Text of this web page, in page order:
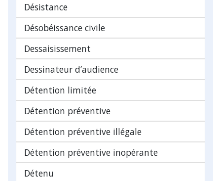
Désistance
Désobéissance civile
Dessaisissement
Dessinateur d’audience
Détention limitée
Détention préventive
Détention préventive illégale
Détention préventive inopérante
Détenu